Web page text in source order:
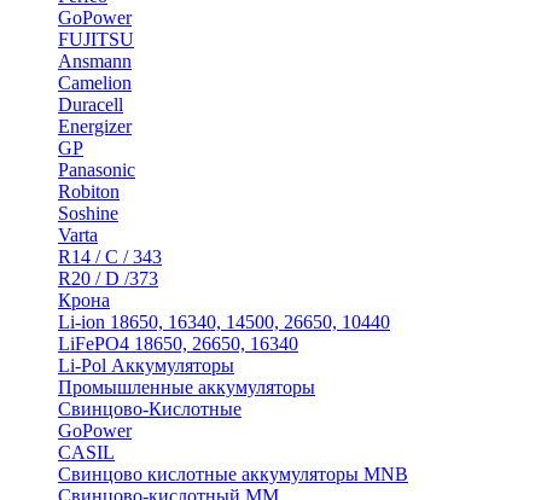
GoPower
FUJITSU
Ansmann
Camelion
Duracell
Energizer
GP
Panasonic
Robiton
Soshine
Varta
R14 / C / 343
R20 / D /373
Крона
Li-ion 18650, 16340, 14500, 26650, 10440
LiFePO4 18650, 26650, 16340
Li-Pol Аккумуляторы
Промышленные аккумуляторы
Свинцово-Кислотные
GoPower
CASIL
Свинцово кислотные аккумуляторы MNB
Cвинцово-кислотный MM